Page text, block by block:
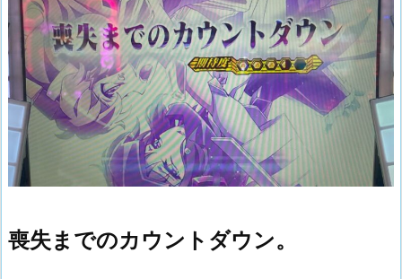
喪失までのカウントダウン。